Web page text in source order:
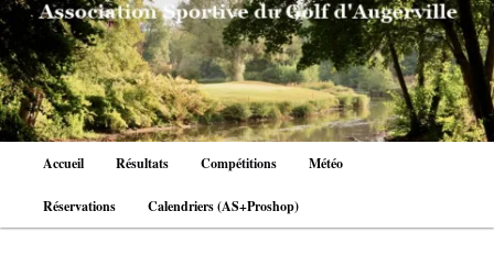
Aller
au
contenu
principal
Accueil Résultats Compétitions Météo
Réservations Calendriers (AS+Proshop)